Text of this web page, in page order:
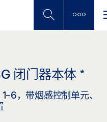
闭门器本体 *
6，带烟感控制单元、